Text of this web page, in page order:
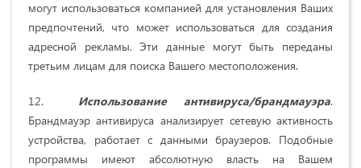
могут использоваться компанией для установления Ваших
предпочтений, что может использоваться для создания
адресной рекламы. Эти данные могут быть переданы
третьим лицам для поиска Вашего местоположения.
12. Использование антивируса/брандмауэра.
Брандмауэр антивируса анализирует сетевую активность
устройства, работает с данными браузеров. Подобные
программы имеют абсолютную власть на Вашем